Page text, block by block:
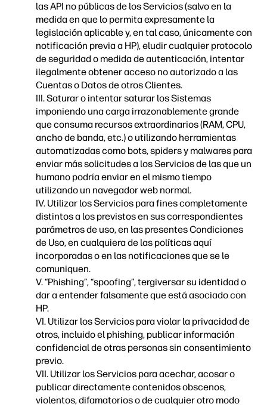
las API no públicas de los Servicios (salvo en la
medida en que lo permita expresamente la
legislación aplicable y, en tal caso, únicamente con
notificación previa a HP), eludir cualquier protocolo
de seguridad o medida de autenticación, intentar
ilegalmente obtener acceso no autorizado a las
Cuentas o Datos de otros Clientes.
III. Saturar o intentar saturar los Sistemas
imponiendo una carga irrazonablemente grande
que consuma recursos extraordinarios (RAM, CPU,
ancho de banda, etc.) o utilizando herramientas
automatizadas como bots, spiders y malwares para
enviar más solicitudes a los Servicios de las que un
humano podría enviar en el mismo tiempo
utilizando un navegador web normal.
IV. Utilizar los Servicios para fines completamente
distintos a los previstos en sus correspondientes
parámetros de uso, en las presentes Condiciones
de Uso, en cualquiera de las políticas aquí
incorporadas o en las notificaciones que se le
comuniquen.
V. “Phishing”, “spoofing”, tergiversar su identidad o
dar a entender falsamente que está asociado con
HP.
VI. Utilizar los Servicios para violar la privacidad de
otros, incluido el phishing, publicar información
confidencial de otras personas sin consentimiento
previo.
VII. Utilizar los Servicios para acechar, acosar o
publicar directamente contenidos obscenos,
violentos, difamatorios o de cualquier otro modo